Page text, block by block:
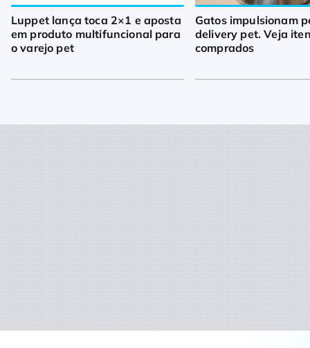
Luppet lança toca 2×1 e aposta
em produto multifuncional para
o varejo pet
Gatos impulsionam
delivery pet. Veja
comprados